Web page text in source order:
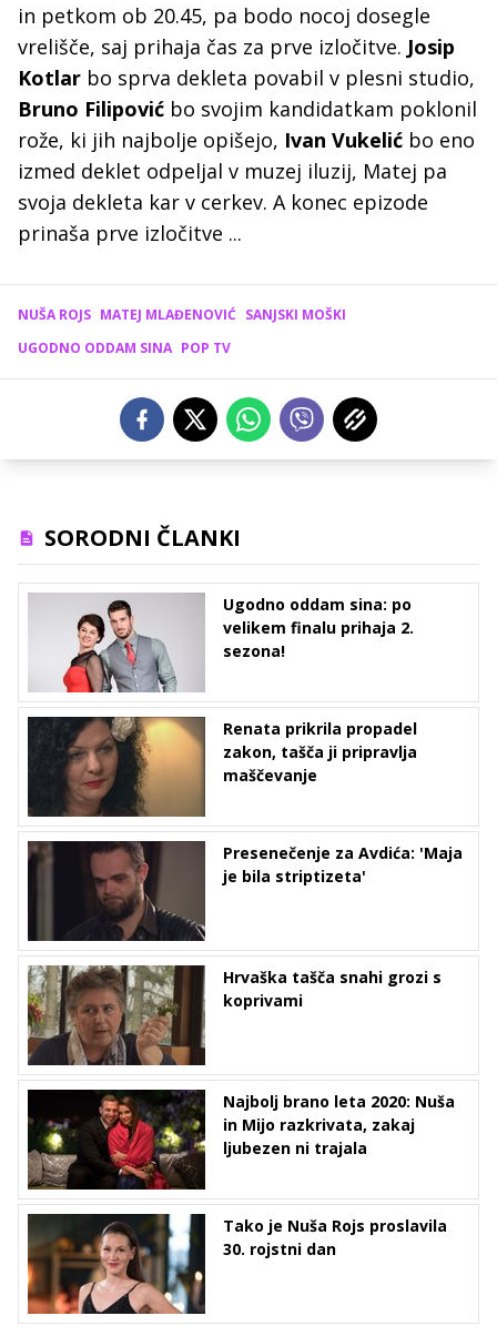
in petkom ob 20.45, pa bodo nocoj dosegle
vrelišče, saj prihaja čas za prve izločitve. Josip
Kotlar bo sprva dekleta povabil v plesni studio,
Bruno Filipović bo svojim kandidatkam poklonil
rože, ki jih najbolje opišejo, Ivan Vukelić bo eno
izmed deklet odpeljal v muzej iluzij, Matej pa
svoja dekleta kar v cerkev. A konec epizode
prinaša prve izločitve ...
NUŠA ROJS MATEJ MLAĐENOVIĆ SANJSKI MOŠKI
UGODNO ODDAM SINA POP TV
SORODNI ČLANKI
Ugodno oddam sina: po
velikem finalu prihaja 2.
sezona!
Renata prikrila propadel
zakon, tašča ji pripravlja
maščevanje
Presenečenje za Avdića: 'Maja
je bila striptizeta'
Hrvaška tašča snahi grozi s
koprivami
Najbolj brano leta 2020: Nuša
in Mijo razkrivata, zakaj
ljubezen ni trajala
Tako je Nuša Rojs proslavila
30. rojstni dan